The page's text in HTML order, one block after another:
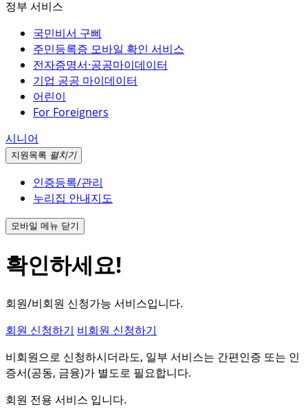
정부 서비스
국민비서 구삐
주민등록증 모바일 확인 서비스
전자증명서·공공마이데이터
기업 공공 마이데이터
어린이
For Foreigners
시니어
지원 목록 펼치기
인증등록/관리
누리집 안내지도
모바일 메뉴 닫기
확인하세요!
회원/비회원 신청가능 서비스입니다.
회원 신청하기 비회원 신청하기
비회원으로 신청하시더라도, 일부 서비스는 간편인증 또는 인
증서(공동, 금융)가 별도로 필요합니다.
회원 전용 서비스 입니다.